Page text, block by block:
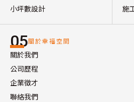
小坪數設計
施
05關於幸福空間
關於我們
公司歷程
企業徵才
聯絡我們